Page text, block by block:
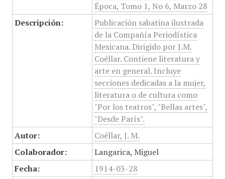
Época, Tomo 1, No 6, Marzo 28
Descripción:
Publicación sabatina ilustrada
de la Compañía Periodística
Mexicana. Dirigido por J.M.
Coéllar. Contiene literatura y
arte en general. Incluye
secciones dedicadas a la mujer,
literatura o de cultura como
"Por los teatros", "Bellas artes",
"Desde París".
Autor:
Coéllar, J. M.
Colaborador:
Langarica, Miguel
Fecha:
1914-03-28